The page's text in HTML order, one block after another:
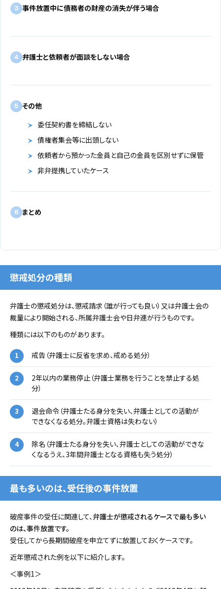
3 事件放置中に債務者の財産の消失が伴う場合
4 弁護士と依頼者が面談をしない場合
5 その他
委任契約書を締結しない
債権者集会等に出頭しない
依頼者から預かった金員と自己の金員を区別せずに保管
非弁提携していたケース
6 まとめ
懲戒処分の種類
弁護士の懲戒処分は、懲戒請求（誰が行っても良い）又は弁護士会の
裁量により開始される、所属弁護士会や日弁連が行うものです。
種類には以下のものがあります。
戒告（弁護士に反省を求め、戒める処分）
2年以内の業務停止（弁護士業務を行うことを禁止する処
分）
退会命令（弁護士たる身分を失い、弁護士としての活動が
できなくなる処分。弁護士資格は失わない）
除名（弁護士たる身分を失い、弁護士としての活動ができな
くなるうえ、3年間弁護士となる資格も失う処分）
最も多いのは、受任後の事件放置
破産事件の受任に関連して、弁護士が懲戒されるケースで最も多い
のは、事件放置です。
受任してから長期間破産を申立てずに放置しておくケースです。
近年懲戒された例を以下に紹介します。
＜事例1＞